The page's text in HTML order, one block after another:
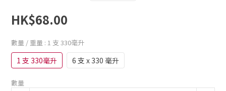
HK$68.00
數量 / 重量 : 1 支 330毫升
1 支 330毫升 6 支 x 330 毫升
數量